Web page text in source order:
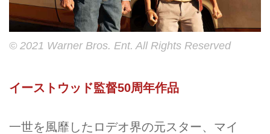
© 2021 Warner Bros. Ent. All Rights Reserved
イーストウッド監督50周年作品
一世を風靡したロデオ界の元スター、マイ